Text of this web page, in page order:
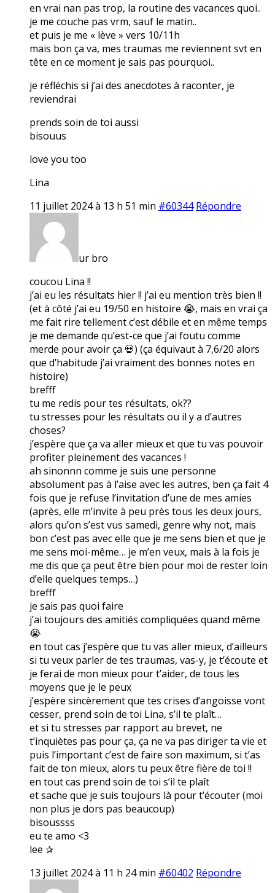
en vrai nan pas trop, la routine des vacances quoi..
je me couche pas vrm, sauf le matin..
et puis je me « lève » vers 10/11h
mais bon ça va, mes traumas me reviennent svt en
tête en ce moment je sais pas pourquoi..
je réfléchis si j’ai des anecdotes à raconter, je
reviendrai
prends soin de toi aussi
bisouus
love you too
Lina
11 juillet 2024 à 13 h 51 min #60344 Répondre
ur bro
coucou Lina !!
j’ai eu les résultats hier !! j’ai eu mention très bien !!
(et à côté j’ai eu 19/50 en histoire 😭, mais en vrai ça
me fait rire tellement c’est débile et en même temps
je me demande qu’est-ce que j’ai foutu comme
merde pour avoir ça 💀) (ça équivaut à 7,6/20 alors
que d’habitude j’ai vraiment des bonnes notes en
histoire)
brefff
tu me redis pour tes résultats, ok??
tu stresses pour les résultats ou il y a d’autres
choses?
j’espère que ça va aller mieux et que tu vas pouvoir
profiter pleinement des vacances !
ah sinonnn comme je suis une personne
absolument pas à l’aise avec les autres, ben ça fait 4
fois que je refuse l’invitation d’une de mes amies
(après, elle m’invite à peu près tous les deux jours,
alors qu’on s’est vus samedi, genre why not, mais
bon c’est pas avec elle que je me sens bien et que je
me sens moi-même… je m’en veux, mais à la fois je
me dis que ça peut être bien pour moi de rester loin
d’elle quelques temps…)
brefff
je sais pas quoi faire
j’ai toujours des amitiés compliquées quand même
😭
en tout cas j’espère que tu vas aller mieux, d’ailleurs
si tu veux parler de tes traumas, vas-y, je t’écoute et
je ferai de mon mieux pour t’aider, de tous les
moyens que je le peux
j’espère sincèrement que tes crises d’angoisse vont
cesser, prend soin de toi Lina, s’il te plaît…
et si tu stresses par rapport au brevet, ne
t’inquiètes pas pour ça, ça ne va pas diriger ta vie et
puis l’important c’est de faire son maximum, si t’as
fait de ton mieux, alors tu peux être fière de toi !!
en tout cas prend soin de toi s’il te plaît
et sache que je suis toujours là pour t’écouter (moi
non plus je dors pas beaucoup)
bisoussss
eu te amo <3
lee ✰
13 juillet 2024 à 11 h 24 min #60402 Répondre